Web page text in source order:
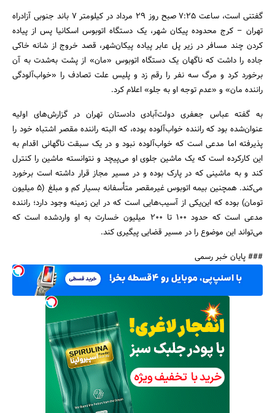
گفتنی است، ساعت 7:25 صبح روز 29 مرداد در کیلومتر 7 باند جنوبی آزادراه
تهران – کرج محدوده پیکان شهر، یک دستگاه اتوبوس اسکانیا پس از پیاده
کردن چند مسافر در زیر پل عابر پیاده پیکان‌شهر، قصد خروج از شانه خاکی
جاده را داشت که ناگهان یک دستگاه اتوبوس «مان» از پشت به‌شدت به آن
برخورد کرد و مرگ سه نفر را رقم زد و پلیس علت تصادف را «خواب‌آلودگی
راننده‌ مان» و «عدم توجه او به جلو» اعلام کرد.
به گفته عباس جعفری دولت‌آبادی دادستان تهران در گزارش‌های اولیه
عنوان‌شده بود که راننده خواب‌آلوده بوده، که البته راننده مقصر اشتباه خود را
پذیرفته اما مدعی است که خواب‌آلوده نبود و در یک سبقت ناگهانی اقدام به
این کارکرده است که یک ماشین جلوی او می‌پیچد و نتوانسته ماشین را کنترل
کند و به ماشینی که در پارک بوده و در مسیر مجاز قرار داشته است برخورد
می‌کند. همچنین بیمه اتوبوس غیرمقصر متأسفانه بسیار کم و مبلغ (5 میلیون
تومان) بوده که این‌یکی از آسیب‌هایی است که در این زمینه وجود دارد؛ راننده
مدعی است که حدود 100 تا 200 میلیون خسارت به او واردشده است که
می‌تواند این موضوع را در مسیر قضایی پیگیری کند.
### پایان خبر رسمی